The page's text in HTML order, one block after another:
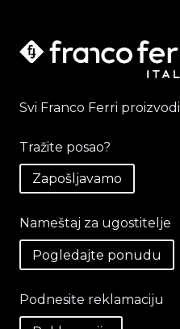
Svi Franco Ferri proizvodi
Tražite posao?
Zapošljavamo
Nameštaj za ugostitelje
Pogledajte ponudu
Podnesite reklamaciju